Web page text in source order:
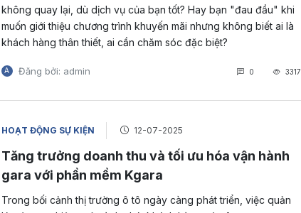
không quay lại, dù dịch vụ của bạn tốt? Hay bạn "đau đầu" khi
muốn giới thiệu chương trình khuyến mãi nhưng không biết ai là
khách hàng thân thiết, ai cần chăm sóc đặc biệt?
A Đăng bởi: admin 0 3317
HOẠT ĐỘNG SỰ KIỆN 12-07-2025
Tăng trưởng doanh thu và tối ưu hóa vận hành
gara với phần mềm Kgara
Trong bối cảnh thị trường ô tô ngày càng phát triển, việc quản